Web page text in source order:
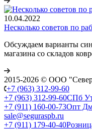
10.04.2022
Несколько советов по
Обсуждаем варианты
магазина со складов
2015-2026 © ООО
+7 (963) 312-99-60
+7 (963) 312-99-60СПб
+7 (911) 160-00-73Опт
sale@seguraspb.ru
+7 (911) 179-40-40